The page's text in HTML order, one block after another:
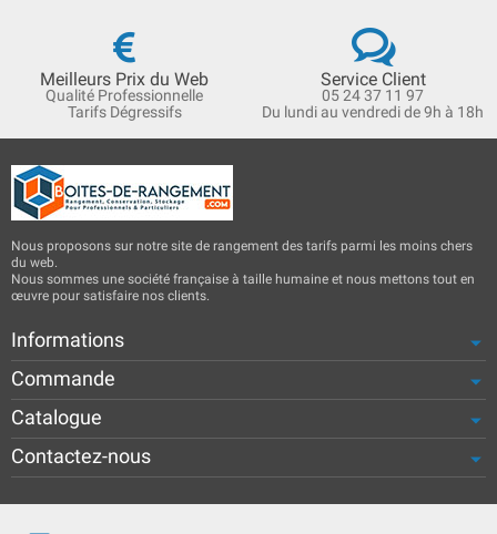
Meilleurs Prix du Web
Qualité Professionnelle
Tarifs Dégressifs
Service Client
05 24 37 11 97
Du lundi au vendredi de 9h à 18h
Nous proposons sur notre site de rangement des tarifs parmi les moins chers
du web.
Nous sommes une société française à taille humaine et nous mettons tout en
œuvre pour satisfaire nos clients.
Informations
Commande
Catalogue
Contactez-nous